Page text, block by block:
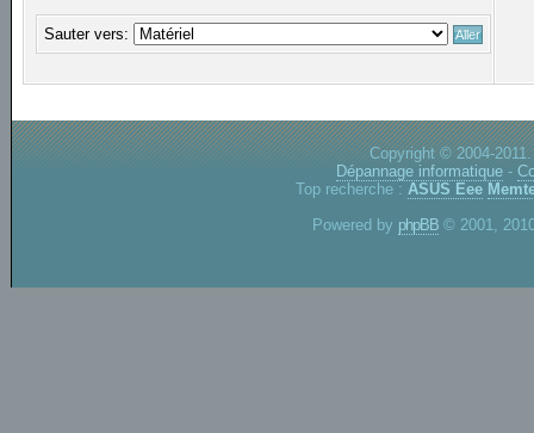
Sauter vers:
Copyright © 2004-
Dépannage informatique -
Top recherche : ASUS Eee
Powered by phpBB © 2001,